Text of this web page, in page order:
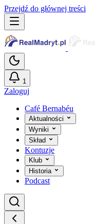
Przejdź do głównej treści
1
Zaloguj
Café Bernabéu
Aktualności
Wyniki
Skład
Kontuzje
Klub
Historia
Podcast